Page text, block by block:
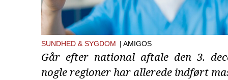
SUNDHED & SYGDOM | AMIGOS
Går efter national aftale den 3.
nogle regioner har allerede indført